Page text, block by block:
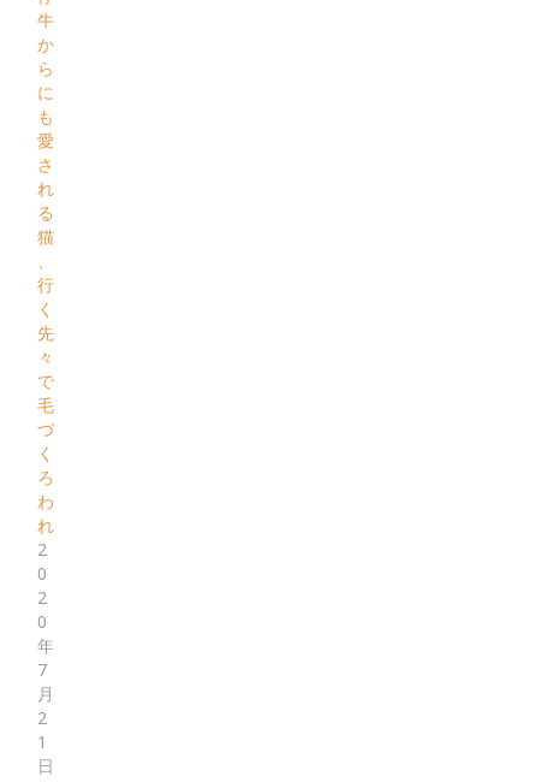
牛
か
ら
に
も
愛
さ
れ
る
猫
行
く
先
々
で
毛
づ
く
ろ
わ
れ
2
0
2
0
年
7
月
2
1
日